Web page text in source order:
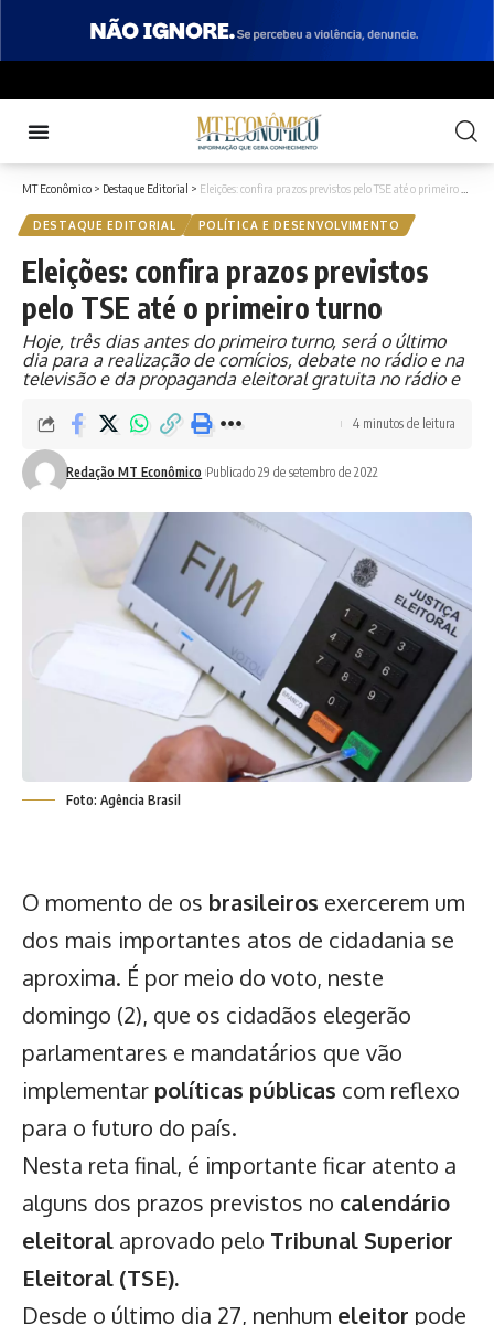
MT Econômico > Destaque Editorial > Eleições: confira prazos previstos pelo TSE até o primeiro turno
DESTAQUE EDITORIAL POLÍTICA E DESENVOLVIMENTO
Eleições: confira prazos previstos
pelo TSE até o primeiro turno
Hoje, três dias antes do primeiro turno, será o último
dia para a realização de comícios, debate no rádio e na
televisão e da propaganda eleitoral gratuita no rádio e
Redação MT Econômico Publicado 29 de setembro de 2022
4 minutos de leitura
Foto: Agência Brasil
O momento de os brasileiros exercerem um
dos mais importantes atos de cidadania se
aproxima. É por meio do voto, neste
domingo (2), que os cidadãos elegerão
parlamentares e mandatários que vão
implementar políticas públicas com reflexo
para o futuro do país.
Nesta reta final, é importante ficar atento a
alguns dos prazos previstos no calendário
eleitoral aprovado pelo Tribunal Superior
Eleitoral (TSE).
Desde o último dia 27, nenhum eleitor pode